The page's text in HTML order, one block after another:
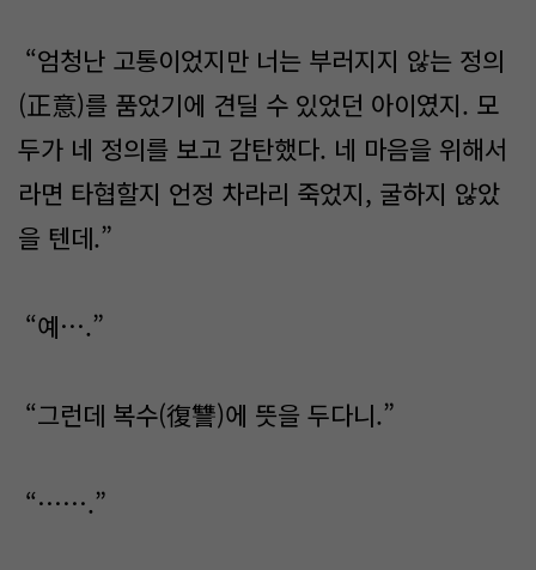
“엄청난 고통이었지만 너는 부러지지 않는 정의
(正意)를 품었기에 견딜 수 있었던 아이였지. 모
두가 네 정의를 보고 감탄했다. 네 마음을 위해서
라면 타협할지 언정 차라리 죽었지, 굴하지 않았
을 텐데.”
“예….”
“그런데 복수(復讐)에 뜻을 두다니.”
“…….”